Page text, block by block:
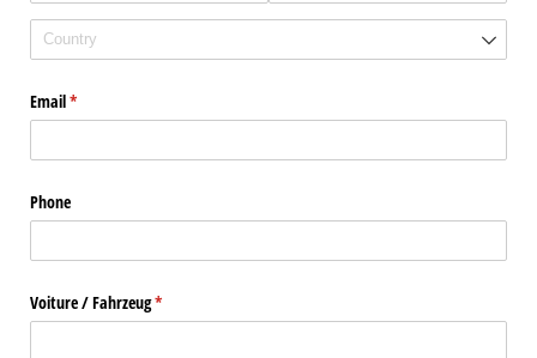
Email*
(required)
Phone
Voiture /​ Fahrzeug*
(required)